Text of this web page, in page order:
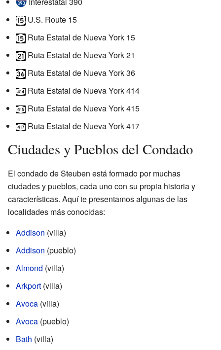
U.S. Route 15
Ruta Estatal de Nueva York 15
Ruta Estatal de Nueva York 21
Ruta Estatal de Nueva York 36
Ruta Estatal de Nueva York 414
Ruta Estatal de Nueva York 415
Ruta Estatal de Nueva York 417
Ciudades y Pueblos del Condado
El condado de Steuben está formado por muchas
ciudades y pueblos, cada uno con su propia historia y
características. Aquí te presentamos algunas de las
localidades más conocidas:
Addison (villa)
Addison (pueblo)
Almond (villa)
Arkport (villa)
Avoca (villa)
Avoca (pueblo)
Bath (villa)